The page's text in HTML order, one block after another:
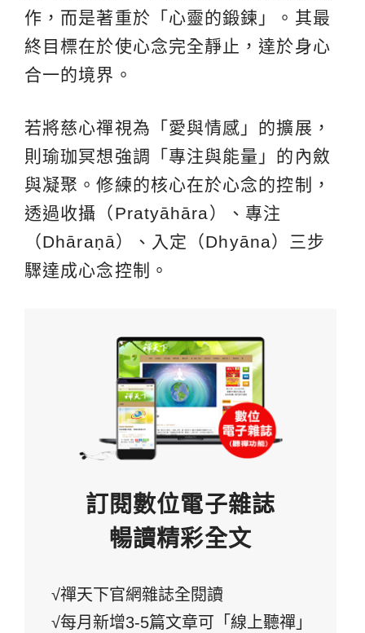
作，而是著重於「心靈的鍛鍊」。其最
終目標在於使心念完全靜止，達於身心
合一的境界。
若將慈心禪視為「愛與情感」的擴展，
則瑜珈冥想強調「專注與能量」的內斂
與凝聚。修練的核心在於心念的控制，
透過收攝（Pratyāhāra）、專注
（Dhāraṇā）、入定（Dhyāna）三步
驟達成心念控制。
訂閱數位電子雜誌
暢讀精彩全文
√禪天下官網雜誌全閱讀
√每月新增3-5篇文章可「線上聽禪」